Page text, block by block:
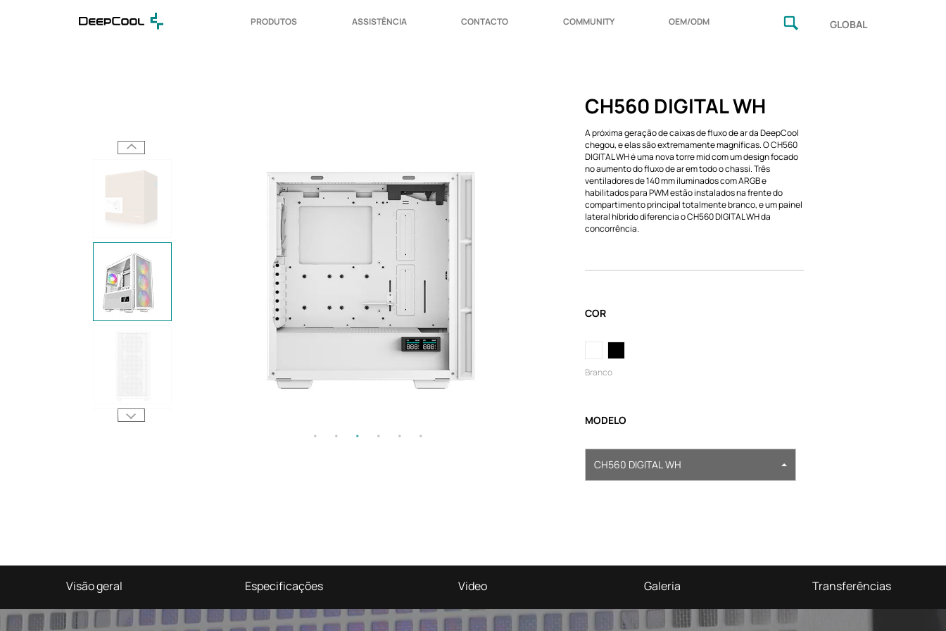
PRODUTOS ASSISTÊNCIA CONTACTO COMMUNITY OEM/ODM GLOBAL
CH560 DIGITAL WH
A próxima geração de caixas de fluxo de ar da DeepCool
chegou, e elas são extremamente magníficas. O CH560
DIGITAL WH é uma nova torre mid com um design focado
no aumento do fluxo de ar em todo o chassi. Três
ventiladores de 140 mm iluminados com ARGB e
habilitados para PWM estão instalados na frente do
compartimento principal totalmente branco, e um painel
lateral híbrido diferencia o CH560 DIGITAL WH da
concorrência.
COR
Branco
MODELO
CH560 DIGITAL WH
Visão geral Especificações Video Galeria Transferências